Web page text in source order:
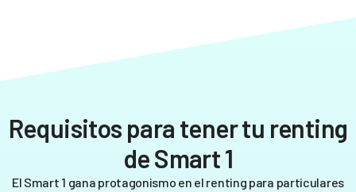
Requisitos para tener tu renting
de Smart 1
El Smart 1 gana protagonismo en el renting para particulares